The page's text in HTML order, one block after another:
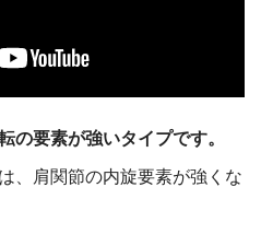
の要素が強いタイプです。
、肩関節の内旋要素が強くな